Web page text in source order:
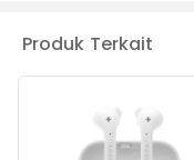
Produk Terkait